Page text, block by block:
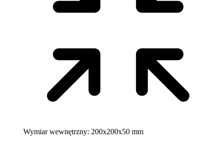
Wymiar wewnętrzny: 200x200x50 mm